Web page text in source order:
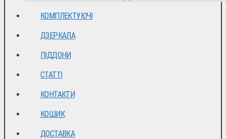
КОМПЛЕКТУЮЧІ
ДЗЕРКАЛА
ПІДДОНИ
СТАТТІ
КОНТАКТИ
КОШИК
ДОСТАВКА